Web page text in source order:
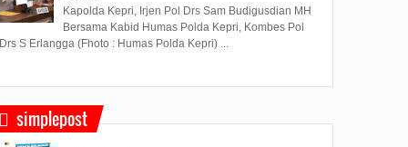
Kapolda Kepri, Irjen Pol Drs Sam Budigusdian MH
Bersama Kabid Humas Polda Kepri, Kombes Pol
Drs S Erlangga (Fhoto : Humas Polda Kepri) ...
simplepost